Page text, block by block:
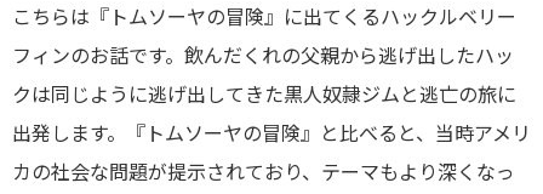
こちらは『トムソーヤの冒険』に出てくるハックルベリー
フィンのお話です。飲んだくれの父親から逃げ出したハッ
クは同じように逃げ出してきた黒人奴隷ジムと逃亡の旅に
出発します。『トムソーヤの冒険』と比べると、当時アメリ
カの社会な問題が提示されており、テーマもより深くなっ